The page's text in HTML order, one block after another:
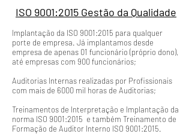
ISO 9001:2015 Gestão da Qualidade
Implantação da ISO 9001:2015 para qualquer
porte de empresa. Já implantamos desde
empresa de apenas 01 funcionário (próprio dono),
até empresas com 900 funcionários;
Auditorias Internas realizadas por Profissionais
com mais de 6000 mil horas de Auditorias;
Treinamentos de Interpretação e Implantação da
norma ISO 9001:2015 e também Treinamento de
Formação de Auditor Interno ISO 9001:2015.